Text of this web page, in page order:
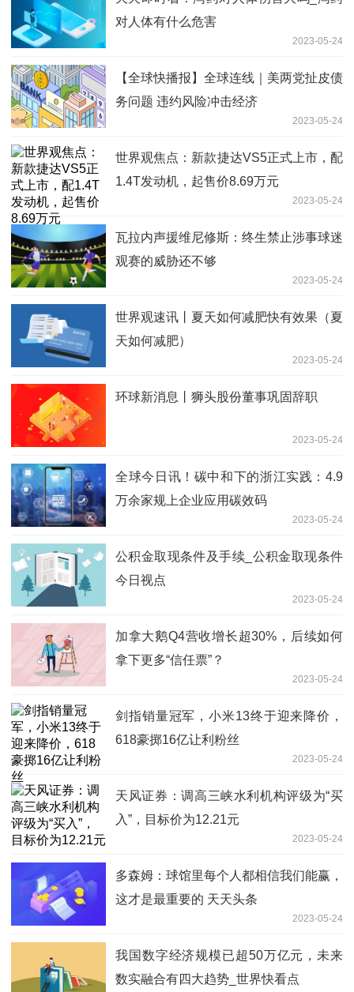
对人体有什么危害
2023-05-24
【全球快播报】全球连线｜美两党扯皮债
务问题 违约风险冲击经济
2023-05-24
世界观焦点：新款捷达VS5正式上市，配
1.4T发动机，起售价8.69万元
2023-05-24
瓦拉内声援维尼修斯：终生禁止涉事球迷
观赛的威胁还不够
2023-05-24
世界观速讯丨夏天如何减肥快有效果（夏
天如何减肥）
2023-05-24
环球新消息丨狮头股份董事巩固辞职
2023-05-24
全球今日讯！碳中和下的浙江实践：4.9
万余家规上企业应用碳效码
2023-05-24
公积金取现条件及手续_公积金取现条件
今日视点
2023-05-24
加拿大鹅Q4营收增长超30%，后续如何
拿下更多“信任票”？
2023-05-24
剑指销量冠军，小米13终于迎来降价，
618豪掷16亿让利粉丝
2023-05-24
天风证券：调高三峡水利机构评级为“买
入”，目标价为12.21元
2023-05-24
多森姆：球馆里每个人都相信我们能赢，
这才是最重要的 天天头条
2023-05-24
我国数字经济规模已超50万亿元，未来
数实融合有四大趋势_世界快看点